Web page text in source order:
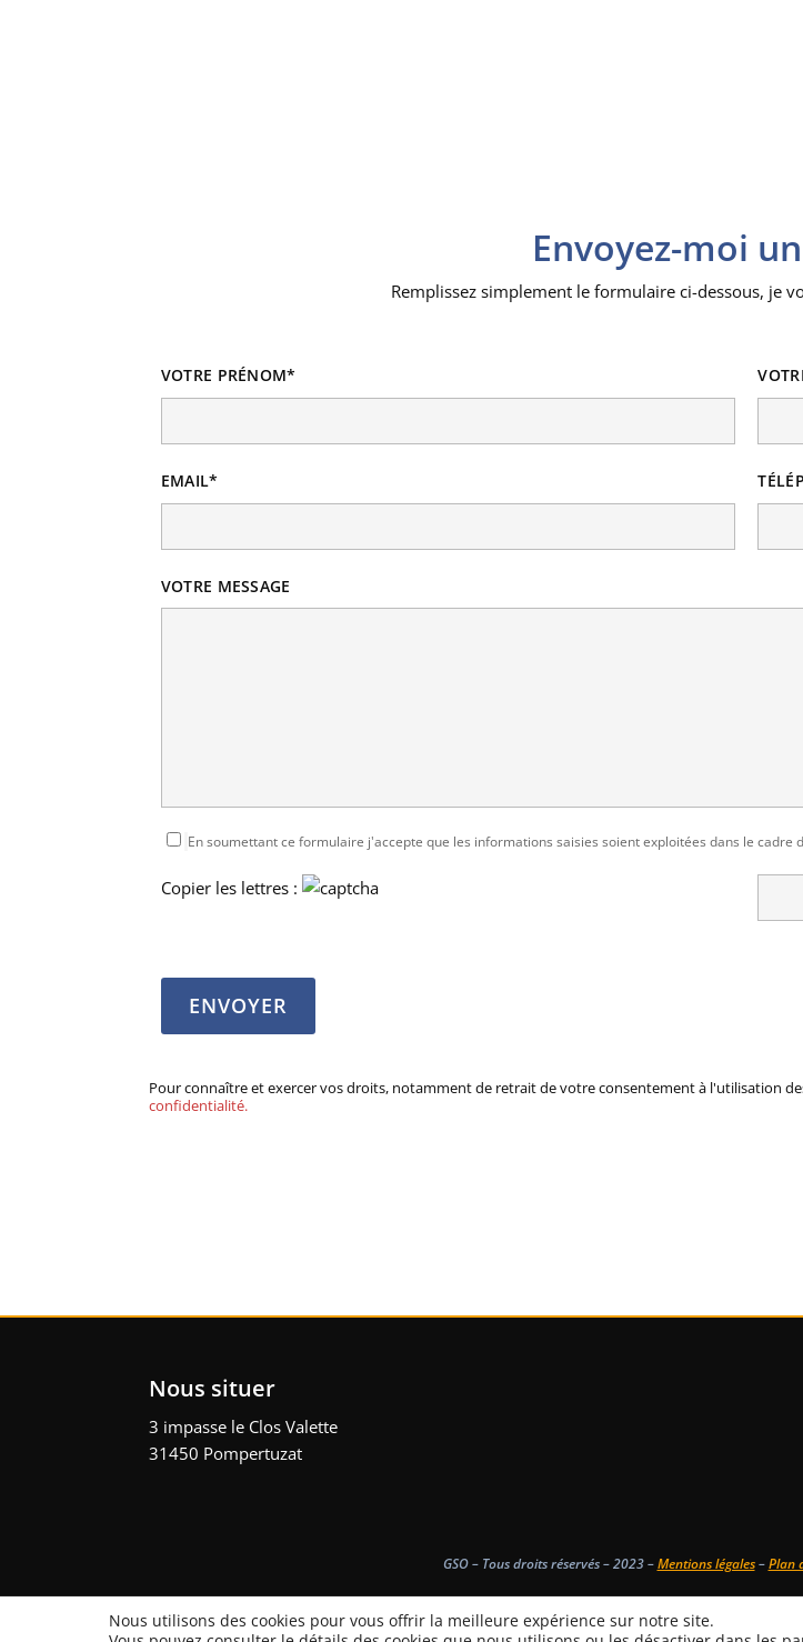
Envoyez-moi
Remplissez simplement le formulaire ci-dessous, je
VOTRE PRÉNOM*
EMAIL*
VOTRE MESSAGE
En soumettant ce formulaire j'accepte que les informations saisies soient exploitées dans le
Copier les lettres :
Pour connaître et exercer vos droits, notamment de retrait de votre consentement à l'utilisation
confidentialité.
Nous situer
3 impasse le Clos Valette
31450 Pompertuzat
GSO – Tous droits réservés – 2023 –Mentions légales–Plan
Nous utilisons des cookies pour vous offrir la meilleure expérience sur notre site.